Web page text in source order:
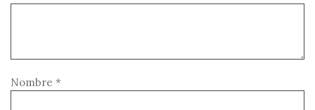
Nombre *